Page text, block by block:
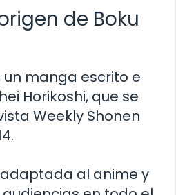
de Boku
un manga escrito e
Horikoshi, que se
Weekly Shonen
adaptada al anime y